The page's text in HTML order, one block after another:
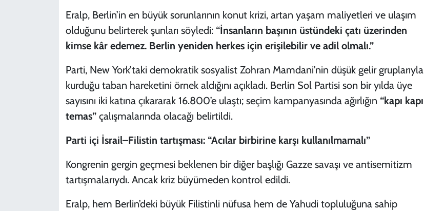
Eralp, Berlin’in en büyük sorunlarının konut krizi, artan yaşam maliyetleri ve ulaşım
olduğunu belirterek şunları söyledi: “İnsanların başının üstündeki çatı üzerinden
kimse kâr edemez. Berlin yeniden herkes için erişilebilir ve adil olmalı.”
Parti, New York’taki demokratik sosyalist Zohran Mamdani’nin düşük gelir gruplarıyla
kurduğu taban hareketini örnek aldığını açıkladı. Berlin Sol Partisi son bir yılda üye
sayısını iki katına çıkararak 16.800’e ulaştı; seçim kampanyasında ağırlığın “kapı kapı
temas”çalışmalarında olacağı belirtildi.
Parti içi İsrail–Filistin tartışması: “Acılar birbirine karşı kullanılmamalı”
Kongrenin gergin geçmesi beklenen bir diğer başlığı Gazze savaşı ve antisemitizm
tartışmalarıydı. Ancak kriz büyümeden kontrol edildi.
Eralp, hem Berlin’deki büyük Filistinli nüfusa hem de Yahudi topluluğuna sahip